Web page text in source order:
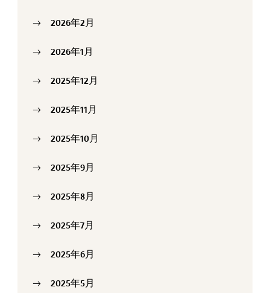
2026年2月
2026年1月
2025年12月
2025年11月
2025年10月
2025年9月
2025年8月
2025年7月
2025年6月
2025年5月